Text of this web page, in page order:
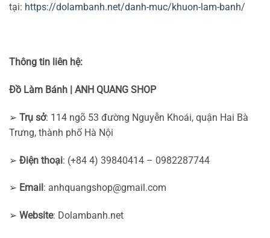
tại: https://dolambanh.net/danh-muc/khuon-lam-banh/
Thông tin liên hệ:
Đồ Làm Bánh | ANH QUANG SHOP
➢ Trụ sở: 114 ngõ 53 đường Nguyễn Khoái, quận Hai Bà
Trưng, thành phố Hà Nội
➢ Điện thoại: (+84 4) 39840414 – 0982287744
➢ Email : anhquangshop@gmail.com
➢ Website: Dolambanh.net